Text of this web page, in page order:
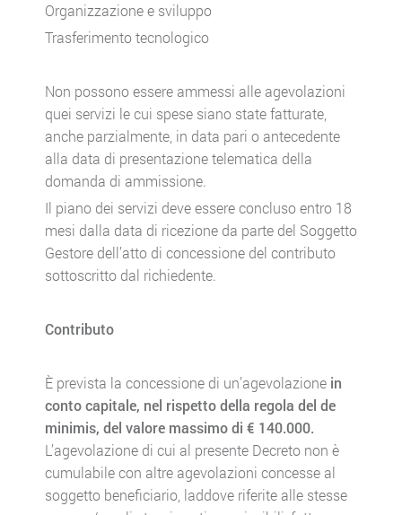
Organizzazione e sviluppo
Trasferimento tecnologico
Non possono essere ammessi alle agevolazioni
quei servizi le cui spese siano state fatturate,
anche parzialmente, in data pari o antecedente
alla data di presentazione telematica della
domanda di ammissione.
Il piano dei servizi deve essere concluso entro 18
mesi dalla data di ricezione da parte del Soggetto
Gestore dell’atto di concessione del contributo
sottoscritto dal richiedente.
Contributo
È prevista la concessione di un’agevolazione in
conto capitale, nel rispetto della regola del de
minimis, del valore massimo di € 140.000.
L’agevolazione di cui al presente Decreto non è
cumulabile con altre agevolazioni concesse al
soggetto beneficiario, laddove riferite alle stesse